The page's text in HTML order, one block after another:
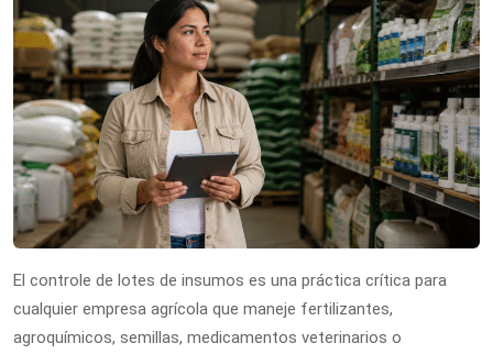
El controle de lotes de insumos es una práctica crítica para
cualquier empresa agrícola que maneje fertilizantes,
agroquímicos, semillas, medicamentos veterinarios o